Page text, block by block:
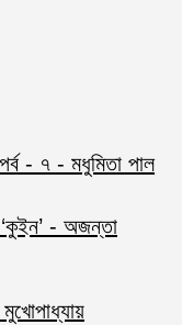
- ৭ - মধুমিতা পাল
‘কুইন’ - অজন্তা